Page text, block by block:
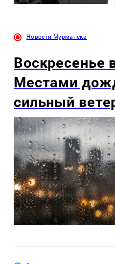
Новости Мурманска
Воскресенье
Местами
сильный